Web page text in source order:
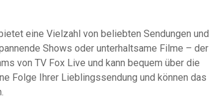
eine Vielzahl von beliebten Sendungen und
Shows oder unterhaltsame Filme – der
von TV Fox Live und kann bequem über die
Folge Ihrer Lieblingssendung und können das